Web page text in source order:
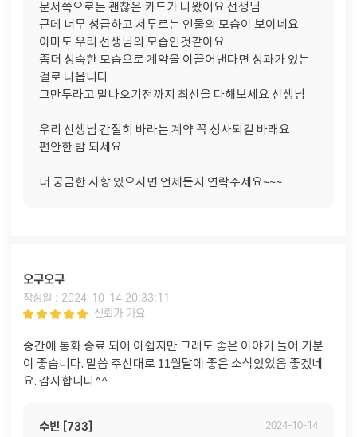
문서쪽으로는 괜찮은 카드가 나왔어요 선생님
근데 너무 성급하고 서두르는 인물의 모습이 보이네요
아마도 우리 선생님의 모습인것같아요
좀더 성숙한 모습으로 계약을 이끌어낸다면 성과가 있는
걸로 나옵니다
그만두라고 말나오기전까지 최선을 다해보세요 선생님
우리 선생님 간절히 바라는 계약 꼭 성사되길 바래요
편안한 밤 되세요
더 궁금한 사항 있으시면 언제든지 연락주세요~~~
오구오구
작성일 : 2024-10-14 20:33:11
신뢰가 가요
중간에 통화 종료 되어 아쉽지만 그래도 좋은 이야기 들어 기분
이 좋습니다. 말씀 주신대로 11월달에 좋은 소식있었음 좋겠네
요. 감사합니다^^
수빈 [733] 2024-10-14